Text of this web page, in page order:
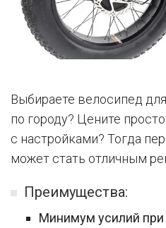
Выбираете велосипед
по городу? Цените
с настройками? Тогда
может стать отличным
Преимущества:
Минимум усилий при